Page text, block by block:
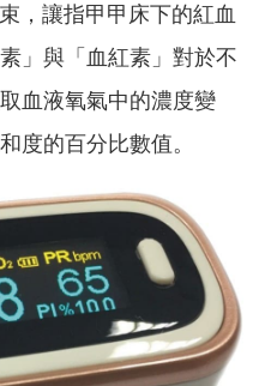
，讓指甲甲床下的紅血
」與「血紅素」對於不
血液氧氣中的濃度變
度的百分比數值。